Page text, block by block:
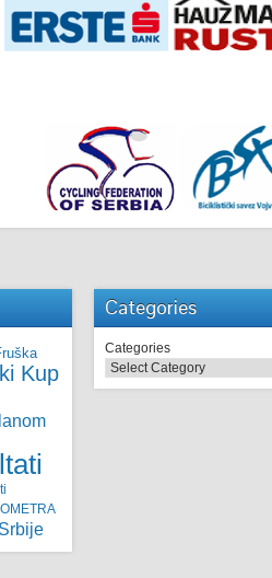
Kup
Categories
Categories